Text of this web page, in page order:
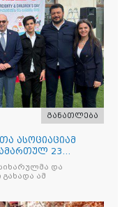
განათლება
ასოციაციამ
23
და
ამ